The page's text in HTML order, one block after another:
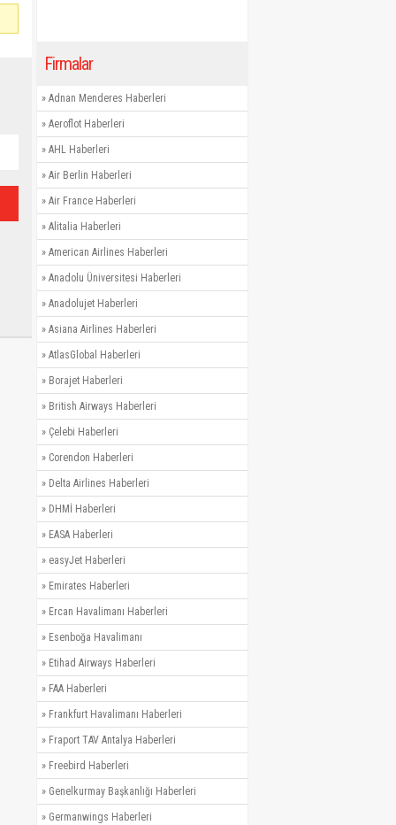
Firmalar
» Adnan Menderes Haberleri
» Aeroflot Haberleri
» AHL Haberleri
» Air Berlin Haberleri
» Air France Haberleri
» Alitalia Haberleri
» American Airlines Haberleri
» Anadolu Üniversitesi Haberleri
» Anadolujet Haberleri
» Asiana Airlines Haberleri
» AtlasGlobal Haberleri
» Borajet Haberleri
» British Airways Haberleri
» Çelebi Haberleri
» Corendon Haberleri
» Delta Airlines Haberleri
» DHMİ Haberleri
» EASA Haberleri
» easyJet Haberleri
» Emirates Haberleri
» Ercan Havalimanı Haberleri
» Esenboğa Havalimanı
» Etihad Airways Haberleri
» FAA Haberleri
» Frankfurt Havalimanı Haberleri
» Fraport TAV Antalya Haberleri
» Freebird Haberleri
» Genelkurmay Başkanlığı Haberleri
» Germanwings Haberleri